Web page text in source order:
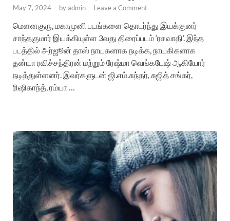
May 7, 2024 - byadmin - Leave a Comment
மெளனகுரு, மகாமுனி படங்களை தொடர்ந்து இயக்குனர்
சாந்தகுமார் இயக்கியுள்ள 3வது திரைப்படம் ‘ரசவாதி’. இந்த
படத்தில் அர்ஜூன் தாஸ் நாயகனாக நடிக்க, நாயகிகளாக
தன்யா ரவிச்சந்திரன் மற்றும் ரேஷ்மா வெங்கடேஷ் ஆகியோர்
நடித்துள்ளனர். இவர்களுடன் ஜி.எம்.சுந்தர், சுஜித் சங்கர்,
ரிஷிகாந்த், ரம்யா …